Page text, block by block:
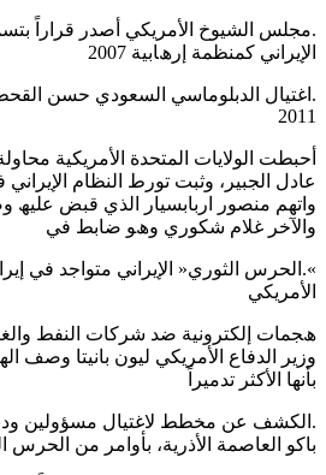
.ﻣﺠﻠﺲ اﻟﺸﯿﻮخ اﻷﻣﺮﯾﻜﻲ أﺻﺪر ﻗﺮاراً
اﻹﯾﺮاﻧﻲ ﻛﻤﻨﻈﻤﺔ إرھﺎﺑﯿﺔ 2007
.اﻏﺘﯿﺎل اﻟﺪﺑﻠﻮﻣﺎﺳﻲ اﻟﺴﻌﻮدي ﺣﺴﻦ
2011
أﺣﺒﻄﺖ اﻟﻮﻻﯾﺎت اﻟﻤﺘﺤﺪة اﻷﻣﺮﯾﻜﯿﺔ
واﻵﺧﺮ ﻏﻼم ﺷﻜﻮري وھﻮ ﺿﺎﺑﻂ ﻓﻲ
».اﻟﺤﺮس اﻟﺜﻮري« اﻹﯾﺮاﻧﻲ ﻣﺘﻮاﺟﺪ ﻓﻲ
اﻷﻣﺮﯾﻜﻲ
ھﺠﻤﺎت إﻟﻜﺘﺮوﻧﯿﺔ ﺿﺪ ﺷﺮﻛﺎت اﻟﻨﻔﻂ
ﺑﺄﻧﮭﺎ اﻷﻛﺜﺮ ﺗﺪﻣﯿﺮاً
.اﻟﻜﺸﻒ ﻋﻦ ﻣﺨﻄﻂ ﻻﻏﺘﯿﺎل ﻣﺴﺆوﻟﯿﻦ
ﺑﺎﻛﻮ اﻟﻌﺎﺻﻤﺔ اﻷذرﯾﺔ، ﺑﺄواﻣﺮ ﻣﻦ اﻟﺤﺮس